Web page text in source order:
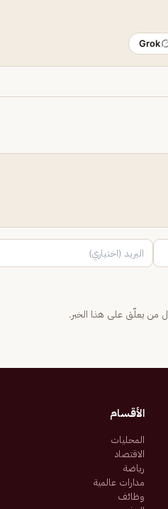
Grok
من يعلّق على هذا الخبر.
الأقسام
المحليات
الاقتصاد
رياضة
مدارات عالمية
وظائف